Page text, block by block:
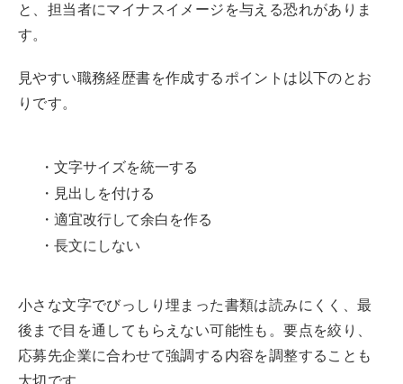
と、担当者にマイナスイメージを与える恐れがありま
す。
見やすい職務経歴書を作成するポイントは以下のとお
りです。
・文字サイズを統一する
・見出しを付ける
・適宜改行して余白を作る
・長文にしない
小さな文字でびっしり埋まった書類は読みにくく、最
後まで目を通してもらえない可能性も。要点を絞り、
応募先企業に合わせて強調する内容を調整することも